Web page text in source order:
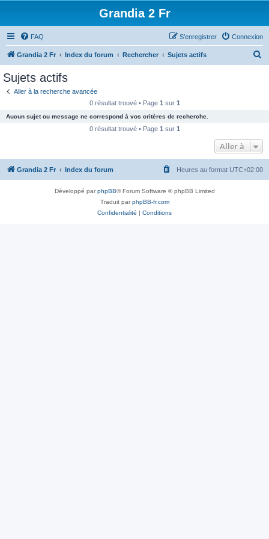
Grandia 2 Fr
FAQ Connexion
S’enregistrer
Grandia 2 Fr Index du forum Rechercher Sujets actifs
c
e
Sujets actifs
Aller à la recherche avancée
0 résultat trouvé • Page 1 sur 1
Aucun sujet ou message ne correspond à vos critères de recherche.
0 résultat trouvé • Page 1 sur 1
Aller à
Grandia 2 Fr Index du forum Heures au format UTC+02:00
Développé parphpBB® Forum Software © phpBB Limited
Traduit parphpBB-fr.com
Confidentialité | Conditions